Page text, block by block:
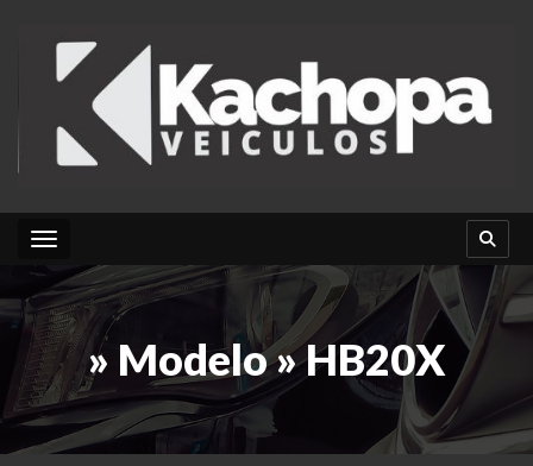
Toggle navigation
» Modelo » HB20X